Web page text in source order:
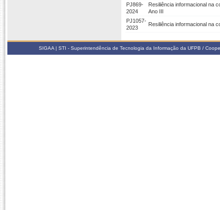
PJ869-
2024
Resiliência informacional na
Ano III
PJ1057-
2023
Resiliência informacional na
SIGAA | STI - Superintendência de Tecnologia da Informação da UFPB /